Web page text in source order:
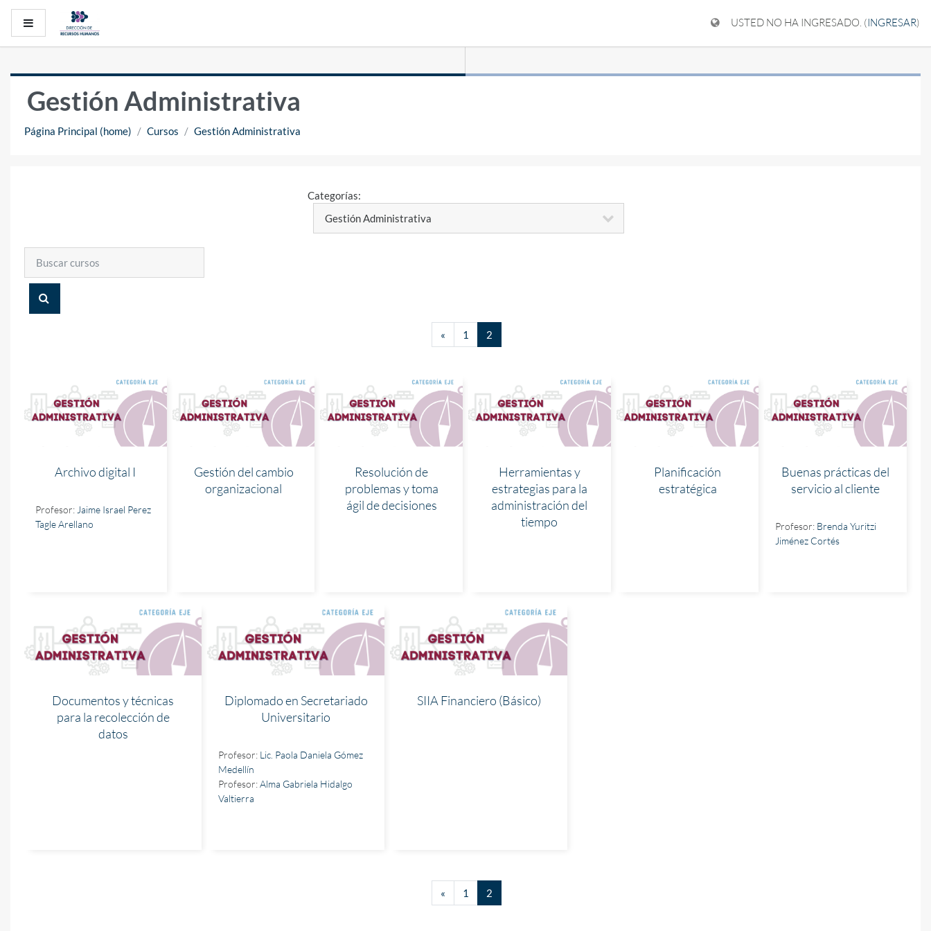
Saltar al contenido principal
Pánel lateral
USTED NO HA INGRESADO. (INGRESAR)
Gestión Administrativa
Página Principal (home) Cursos Gestión Administrativa
Categorías:
Buscar cursos
« Página anterior
1 2
Archivo digital I
Profesor: Jaime Israel Perez
Tagle Arellano
Gestión del cambio
organizacional
Resolución de
problemas y toma
ágil de decisiones
Herramientas y
estrategias para la
administración del
tiempo
Planificación
estratégica
Buenas prácticas del
servicio al cliente
Profesor: Brenda Yuritzi
Jiménez Cortés
Documentos y técnicas
para la recolección de
datos
Diplomado en Secretariado
Universitario
Profesor: Lic. Paola Daniela Gómez
Medellín
Profesor:Alma Gabriela Hidalgo
Valtierra
SIIA Financiero (Básico)
« Página anterior
1 2